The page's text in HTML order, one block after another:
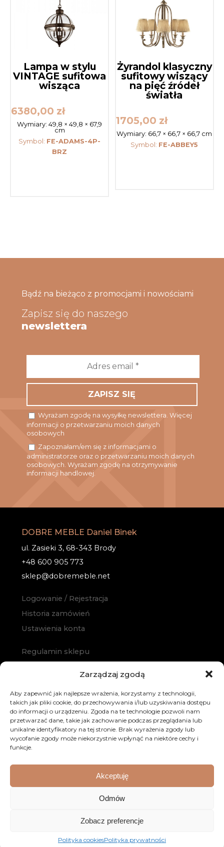
Zarządzaj zgodą
Aby zapewnić jak najlepsze wrażenia, korzystamy z technologii,
takich jak pliki cookie, do przechowywania i/lub uzyskiwania dostępu
do informacji o urządzeniu. Zgoda na te technologie pozwoli nam
przetwarzać dane, takie jak zachowanie podczas przeglądania lub
unikalne identyfikatory na tej stronie. Brak wyrażenia zgody lub
wycofanie zgody może niekorzystnie wpłynąć na niektóre cechy i
funkcje.
Akceptuję
Odmów
Zobacz preferencje
Polityka cookiesPolityka prywatności
Lampa w stylu
VINTAGE sufitowa
wisząca
6380,00 zł
Wymiary:49,8 × 49,8 × 67,9
cm
Symbol: FE-ADAMS-4P-
BRZ
Żyrandol klasyczny
sufitowy wiszący
na pięć źródeł
światła
1705,00 zł
Wymiary: 66,7 × 66,7 × 66,7 cm
Symbol: FE-ABBEY5
Bądź na bieżąco z promocjami i nowościami
Zapisz się do naszego
newslettera
*
Wyrażam zgodę na wysyłkę newslettera. Więcej
informacji o przetwarzaniu moich danych
osobowych
Zapoznałam/em się z informacjami o
administratorze oraz o przetwarzaniu moich danych
osobowych. Wyrażam zgodę na otrzymywanie
informacji handlowej.
DOBRE MEBLE Daniel Binek
ul. Zasieki 3, 68-343 Brody
+48 600 905 773
sklep@dobremeble.net
Logowanie / Rejestracja
Historia zamówień
Ustawienia konta
Regulamin sklepu
Formularz odstąpienia
Odbiór przesyłki
Bezpieczeństwo
Polityka prywatności
Polityka cookies